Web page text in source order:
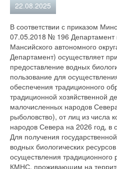
22.08.2025
В соответствии с приказом
07.05.2018 № 196
Мансийского автономного
Департамент) осуществляет
предоставление водных
пользование для
обеспечения традиционного
традиционной хозяйственной
малочисленных народов
рыболовство), от лиц из числа
народов Севера на 2026 год, в
Для получения
водных биологических
осуществления традиционного
КМНС, проживающим на